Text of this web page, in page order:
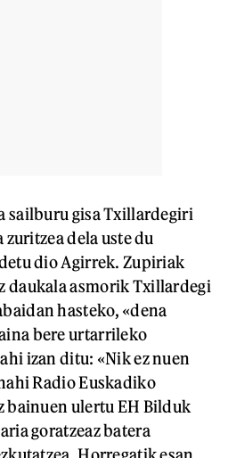
sailburu gisa Txillardegiri
dela uste du
dio Agirrek. Zupiriak
daukala asmorik Txillardegi
hasteko, «dena
bere urtarrileko
izan ditu: «Nik ez nuen
Radio Euskadiko
bainuen ulertu EH Bilduk
goratzeaz batera